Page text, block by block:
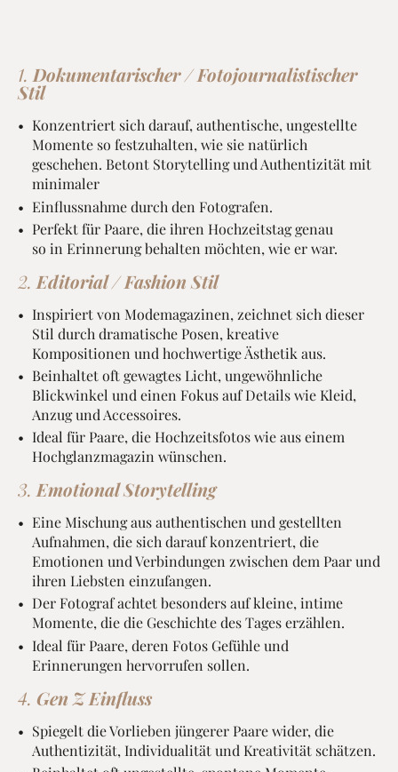
1. Dokumentarischer / Fotojournalistischer
Stil
Konzentriert sich darauf, authentische, ungestellte
Momente so festzuhalten, wie sie natürlich
geschehen. Betont Storytelling und Authentizität mit
minimaler
Einflussnahme durch den Fotografen.
Perfekt für Paare, die ihren Hochzeitstag genau
so in Erinnerung behalten möchten, wie er war.
2. Editorial / Fashion Stil
Inspiriert von Modemagazinen, zeichnet sich dieser
Stil durch dramatische Posen, kreative
Kompositionen und hochwertige Ästhetik aus.
Beinhaltet oft gewagtes Licht, ungewöhnliche
Blickwinkel und einen Fokus auf Details wie Kleid,
Anzug und Accessoires.
Ideal für Paare, die Hochzeitsfotos wie aus einem
Hochglanzmagazin wünschen.
3. Emotional Storytelling
Eine Mischung aus authentischen und gestellten
Aufnahmen, die sich darauf konzentriert, die
Emotionen und Verbindungen zwischen dem Paar und
ihren Liebsten einzufangen.
Der Fotograf achtet besonders auf kleine, intime
Momente, die die Geschichte des Tages erzählen.
Ideal für Paare, deren Fotos Gefühle und
Erinnerungen hervorrufen sollen.
4. Gen Z Einfluss
Spiegelt die Vorlieben jüngerer Paare wider, die
Authentizität, Individualität und Kreativität schätzen.